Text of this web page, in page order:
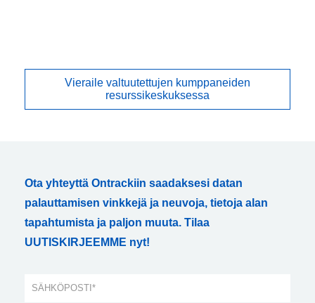
Vieraile valtuutettujen kumppaneiden
resurssikeskuksessa
Ota yhteyttä Ontrackiin saadaksesi datan
palauttamisen vinkkejä ja neuvoja, tietoja alan
tapahtumista ja paljon muuta. Tilaa
UUTISKIRJEEMME nyt!